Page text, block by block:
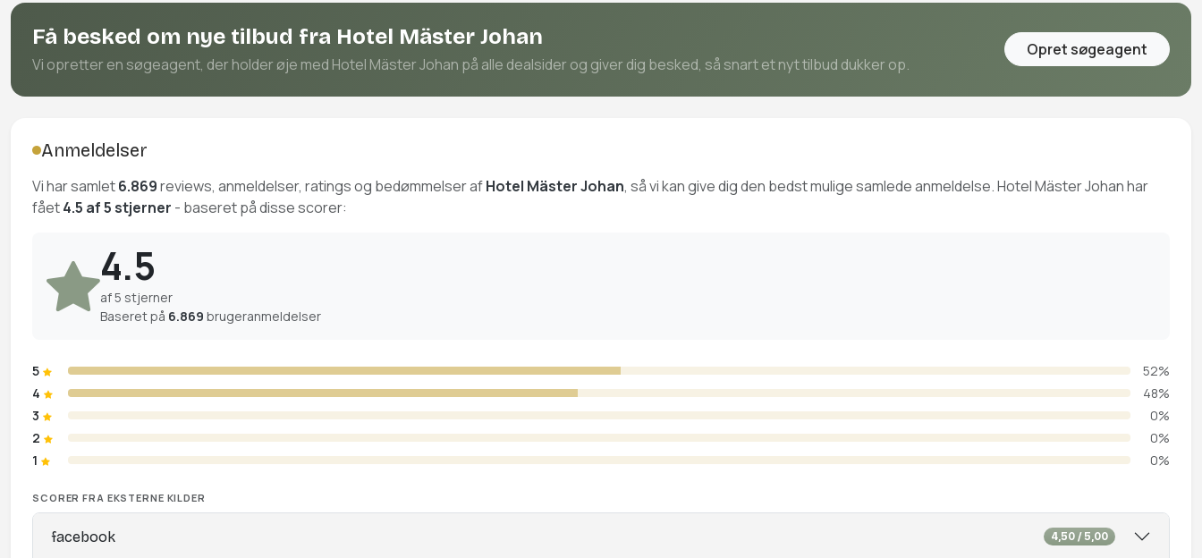
Få besked om nye tilbud fra Hotel Mäster Johan
Vi opretter en søgeagent, der holder øje med Hotel Mäster Johan på alle dealsider og giver dig besked, så snart et nyt tilbud dukker op.
Opret søgeagent
Anmeldelser
Vi har samlet6.869reviews, anmeldelser, ratings og bedømmelser afHotel Mäster Johan, så vi kan give dig den bedst mulige samlede anmeldelse. Hotel Mäster Johan har
fået4.5 af 5 stjerner - baseret på disse scorer:
4.5
af 5 stjerner
Baseret på 6.869 brugeranmeldelser
5
52%
4
48%
3
0%
2
0%
1
0%
SCORER FRA EKSTERNE KILDER
facebook 4,50 / 5,00